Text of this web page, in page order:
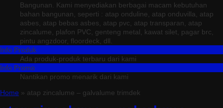
Bangunan. Kami menyediakan berbagai macam kebutuhan
bahan bangunan, seperti : atap onduline, atap onduvilla, atap
asbes, atap bebas asbes, atap pvc, atap transparan, atap
zincalume, plafon PVC, genteng metal, kawat silet, pagar brc,
pintu angzdoor, floordeck, dll.
Info Produk
Ada produk-produk terbaru dari kami
Info Promo
Nantikan promo menarik dari kami
Home » atap zincalume – galvalume trimdek